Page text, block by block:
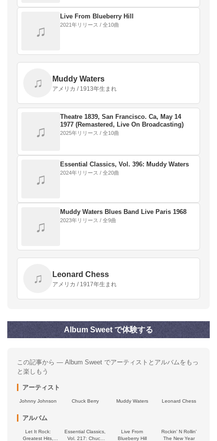
♫
Live From Blueberry Hill
2021年リリース / 全10曲
♫ Muddy Waters
アメリカ / 1913年生まれ
♫
Theatre 1839, San Francisco. Ca, May 14
1977 (Remastered, Live On Broadcasting)
2025年リリース / 全10曲
♫
Essential Classics, Vol. 396: Muddy Waters
2024年リリース / 全20曲
♫
Muddy Waters Blues Band Live Paris 1968
2023年リリース / 全9曲
♫ Leonard Chess
アメリカ / 1917年生まれ
Album Sweet で体験する
この記事から — Album Sweet でアーティストとアルバムをもっ
と楽しもう
アーティスト
Johnny Johnson Chuck Berry Muddy Waters Leonard Chess
アルバム
Let It Rock:
Greatest Hits,
Essential Classics,
Vol. 217: Chuck
Live From
Blueberry Hill
Rockin' N Rollin'
The New Year